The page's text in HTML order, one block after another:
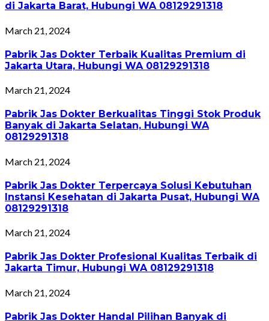
di Jakarta Barat, Hubungi WA 08129291318
March 21, 2024
Pabrik Jas Dokter Terbaik Kualitas Premium di
Jakarta Utara, Hubungi WA 08129291318
March 21, 2024
Pabrik Jas Dokter Berkualitas Tinggi Stok Produk
Banyak di Jakarta Selatan, Hubungi WA
08129291318
March 21, 2024
Pabrik Jas Dokter Terpercaya Solusi Kebutuhan
Instansi Kesehatan di Jakarta Pusat, Hubungi WA
08129291318
March 21, 2024
Pabrik Jas Dokter Profesional Kualitas Terbaik di
Jakarta Timur, Hubungi WA 08129291318
March 21, 2024
Pabrik Jas Dokter Handal Pilihan Banyak di